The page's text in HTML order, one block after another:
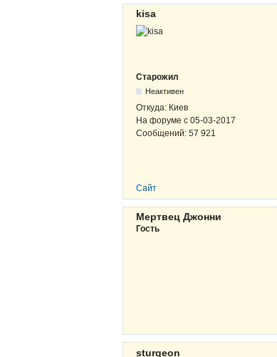
kisa
Старожил
Неактивен
Откуда: Киев
На форуме с 05-03-2017
Сообщений: 57 921
Сайт
Мертвец Джонни
Гость
sturgeon